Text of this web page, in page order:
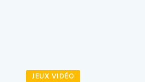
JEUX VIDÉO